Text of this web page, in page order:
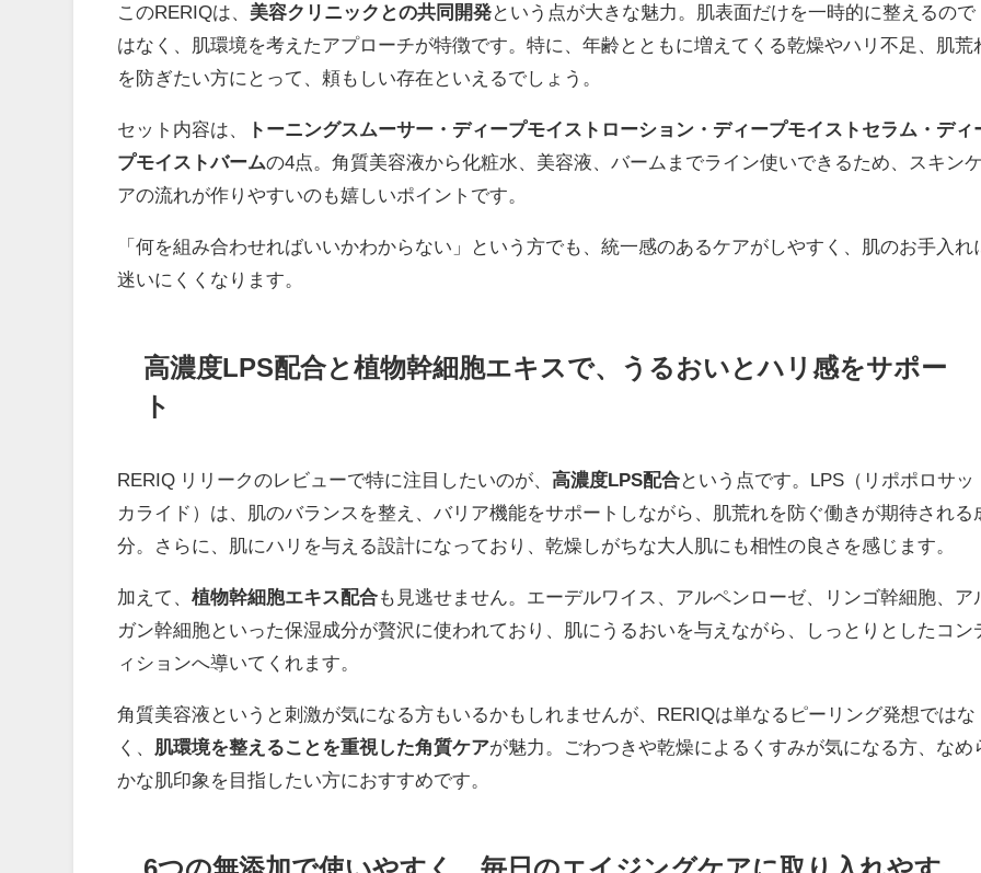
このRERIQは、 美容クリニックとの共同開発という点が大きな魅力。肌表面だけを一時的に整えるので
はなく、肌環境を考えたアプローチが特徴です。特に、年齢とともに増えてくる乾燥やハリ不足、肌荒
を防ぎたい方にとって、頼もしい存在といえるでしょう。
セット内容は、
トーニングスムーサー・ディープモイストローション・ディープモイストセラム・ディ
プモイストバームの4点。角質美容液から化粧水、美容液、バームまでライン使いできるため、スキン
アの流れが作りやすいのも嬉しいポイントです。
「何を組み合わせればいいかわからない」という方でも、統一感のあるケアがしやすく、肌のお手入れ
迷いにくくなります。
高濃度LPS配合と植物幹細胞エキスで、うるおいとハリ感をサポー
ト
RERIQ リリークのレビューで特に注目したいのが、高濃度LPS配合という点です。LPS（リポポロサッ
カライド）は、肌のバランスを整え、バリア機能をサポートしながら、肌荒れを防ぐ働きが期待される
分。さらに、肌にハリを与える設計になっており、乾燥しがちな大人肌にも相性の良さを感じます。
加えて、植物幹細胞エキス配合も見逃せません。エーデルワイス、アルペンローゼ、リンゴ幹細胞、ア
ガン幹細胞といった保湿成分が贅沢に使われており、肌にうるおいを与えながら、しっとりとしたコン
ィションへ導いてくれます。
角質美容液というと刺激が気になる方もいるかもしれませんが、RERIQは単なるピーリング発想ではな
く、
肌環境を整えることを重視した角質ケアが魅力。ごわつきや乾燥によるくすみが気になる方、なめ
かな肌印象を目指したい方におすすめです。
6つの無添加で使いやすく、毎日のエイジングケアに取り入れやす